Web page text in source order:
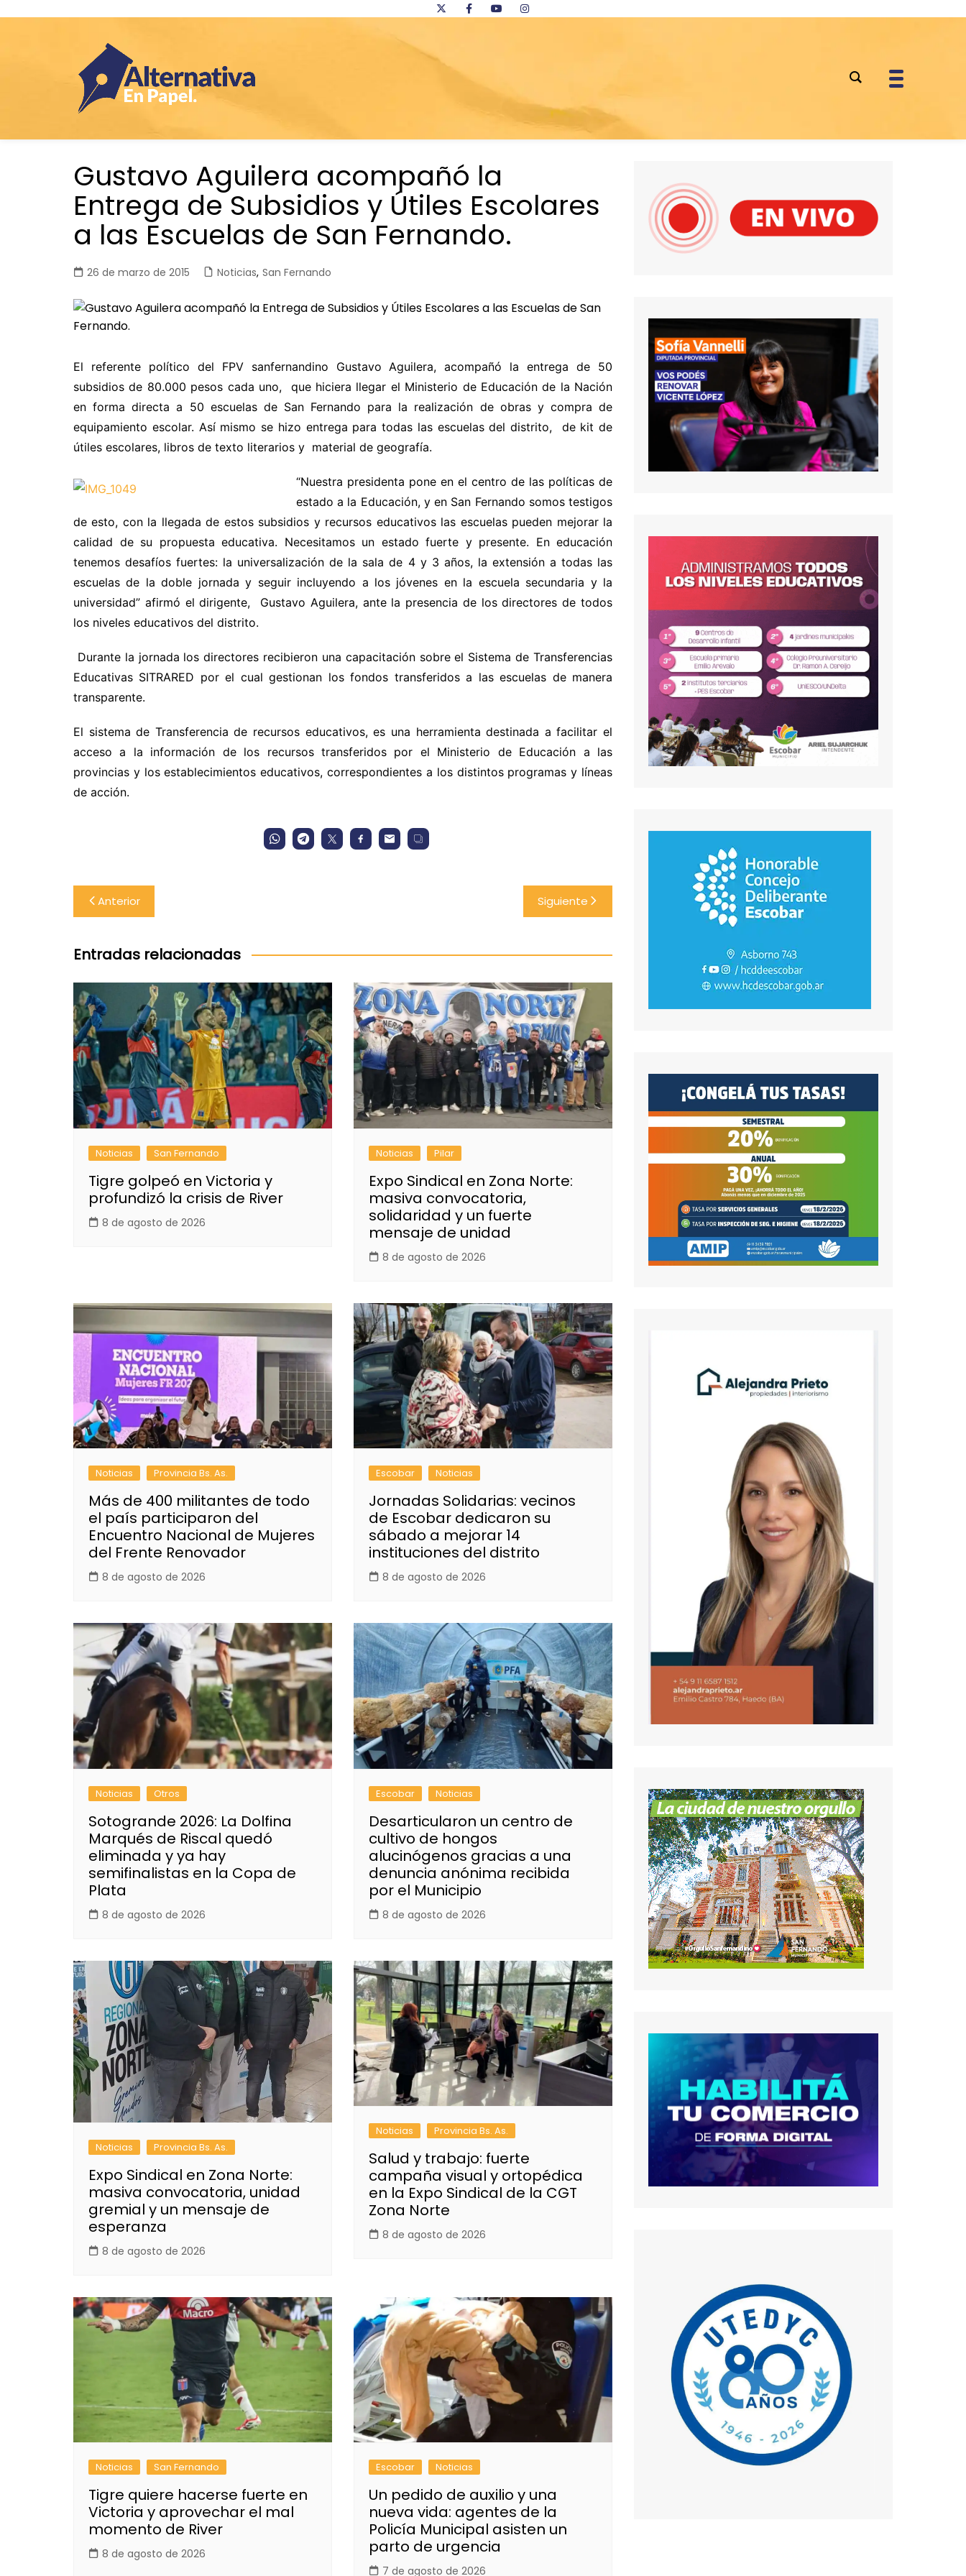
Gustavo Aguilera acompañó la
Entrega de Subsidios y Útiles Escolares
a las Escuelas de San Fernando.
26 de marzo de 2015 Noticias, San Fernando
El referente político del FPV sanfernandino Gustavo Aguilera, acompañó la entrega de 50
subsidios de 80.000 pesos cada uno, que hiciera llegar el Ministerio de Educación de la Nación
en forma directa a 50 escuelas de San Fernando para la realización de obras y compra de
equipamiento escolar. Así mismo se hizo entrega para todas las escuelas del distrito, de kit de
útiles escolares, libros de texto literarios y material de geografía.
“Nuestra presidenta pone en el centro de las políticas de
estado a la Educación, y en San Fernando somos testigos
de esto, con la llegada de estos subsidios y recursos educativos las escuelas pueden mejorar la
calidad de su propuesta educativa. Necesitamos un estado fuerte y presente. En educación
tenemos desafíos fuertes: la universalización de la sala de 4 y 3 años, la extensión a todas las
escuelas de la doble jornada y seguir incluyendo a los jóvenes en la escuela secundaria y la
universidad” afirmó el dirigente, Gustavo Aguilera, ante la presencia de los directores de todos
los niveles educativos del distrito.
Durante la jornada los directores recibieron una capacitación sobre el Sistema de Transferencias
Educativas SITRARED por el cual gestionan los fondos transferidos a las escuelas de manera
transparente.
El sistema de Transferencia de recursos educativos, es una herramienta destinada a facilitar el
acceso a la información de los recursos transferidos por el Ministerio de Educación a las
provincias y los establecimientos educativos, correspondientes a los distintos programas y líneas
de acción.
Navegación
de
entradas
Anterior Siguiente
Entradas relacionadas
Noticias San Fernando
Tigre golpeó en Victoria y
profundizó la crisis de River
8 de agosto de 2026
Noticias Pilar
Expo Sindical en Zona Norte:
masiva convocatoria,
solidaridad y un fuerte
mensaje de unidad
8 de agosto de 2026
Noticias Provincia Bs. As.
Más de 400 militantes de todo
el país participaron del
Encuentro Nacional de Mujeres
del Frente Renovador
8 de agosto de 2026
Escobar Noticias
Jornadas Solidarias: vecinos
de Escobar dedicaron su
sábado a mejorar 14
instituciones del distrito
8 de agosto de 2026
Noticias Otros
Sotogrande 2026: La Dolfina
Marqués de Riscal quedó
eliminada y ya hay
semifinalistas en la Copa de
Plata
8 de agosto de 2026
Escobar Noticias
Desarticularon un centro de
cultivo de hongos
alucinógenos gracias a una
denuncia anónima recibida
por el Municipio
8 de agosto de 2026
Noticias Provincia Bs. As.
Expo Sindical en Zona Norte:
masiva convocatoria, unidad
gremial y un mensaje de
esperanza
8 de agosto de 2026
Noticias Provincia Bs. As.
Salud y trabajo: fuerte
campaña visual y ortopédica
en la Expo Sindical de la CGT
Zona Norte
8 de agosto de 2026
Noticias San Fernando
Tigre quiere hacerse fuerte en
Victoria y aprovechar el mal
momento de River
8 de agosto de 2026
Escobar Noticias
Un pedido de auxilio y una
nueva vida: agentes de la
Policía Municipal asisten un
parto de urgencia
7 de agosto de 2026